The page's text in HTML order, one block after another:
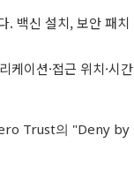
. 백신 설치, 보안 패치
이션·접근 위치·시간
Trust의 "Deny by